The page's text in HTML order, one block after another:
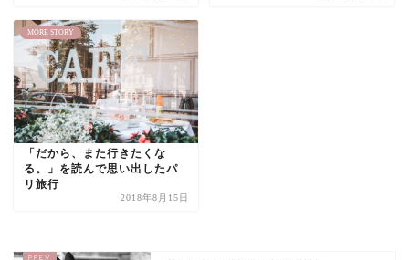
MORE STORY
「だから、また行きたくな
る。」を読んで思い出したパ
リ旅行
2018年8月15日